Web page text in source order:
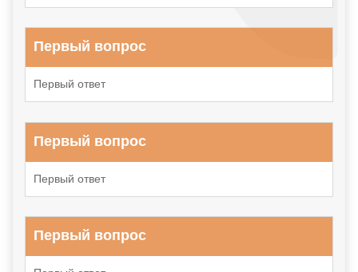
Первый вопрос
Первый ответ
Первый вопрос
Первый ответ
Первый вопрос